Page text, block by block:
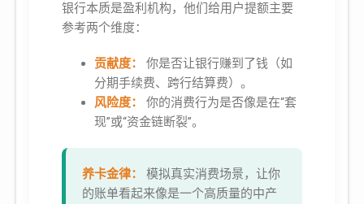
银行本质是盈利机构，他们给用户提额主要
参考两个维度：
贡献度：
你是否让银行赚到了钱（如
分期手续费、跨行结算费）。
风险度：
你的消费行为是否像是在“套
现”或“资金链断裂”。
养卡金律：
模拟真实消费场景，让你
的账单看起来像是一个高质量的中产